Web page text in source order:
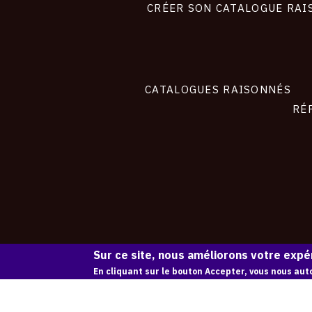
CRÉER SON CATALOGUE
CATALOGUES RAISONNÉS
Sur ce site, nous améliorons votre
En cliquant sur le bouton Accepter, vous nous